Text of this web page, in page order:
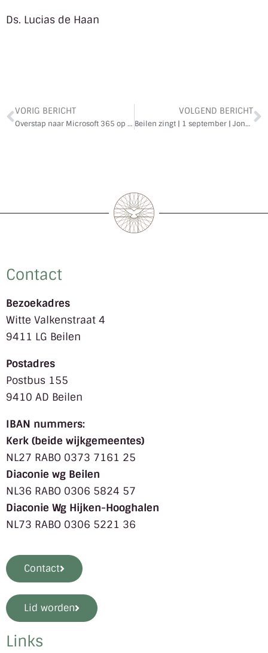
Ds. Lucias de Haan
VORIG BERICHT
Overstap naar Microsoft 365 op 17 juli – wachtwoord wordt veranderd
VOLGEND BERICHT
Beilen zingt | 1 september | Jong geleerd, oud gedaan
Contact
Bezoekadres
Witte Valkenstraat 4
9411 LG Beilen
Postadres
Postbus 155
9410 AD Beilen
IBAN nummers:
Kerk (beide wijkgemeentes)
NL27 RABO 0373 7161 25
Diaconie wg Beilen
NL36 RABO 0306 5824 57
Diaconie Wg Hijken-Hooghalen
NL73 RABO 0306 5221 36
Contact
Lid worden
Links